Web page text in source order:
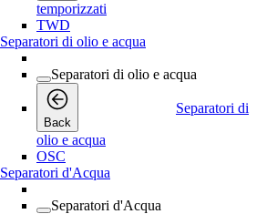
temporizzati
TWD
Separatori di olio e acqua
Separatori di olio e acqua
Back
Separatori di
olio e acqua
OSC
Separatori d'Acqua
Separatori d'Acqua